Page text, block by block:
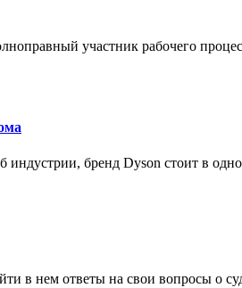
участник рабочего
индустрии, бренд Dyson стоит в
в нем ответы на свои вопросы о